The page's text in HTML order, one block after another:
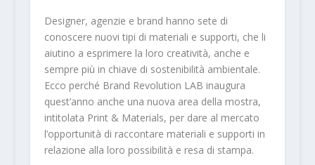
Designer, agenzie e brand hanno sete di
conoscere nuovi tipi di materiali e supporti, che li
aiutino a esprimere la loro creatività, anche e
sempre più in chiave di sostenibilità ambientale.
Ecco perché Brand Revolution LAB inaugura
quest’anno anche una nuova area della mostra,
intitolata Print & Materials, per dare al mercato
l’opportunità di raccontare materiali e supporti in
relazione alla loro possibilità e resa di stampa.